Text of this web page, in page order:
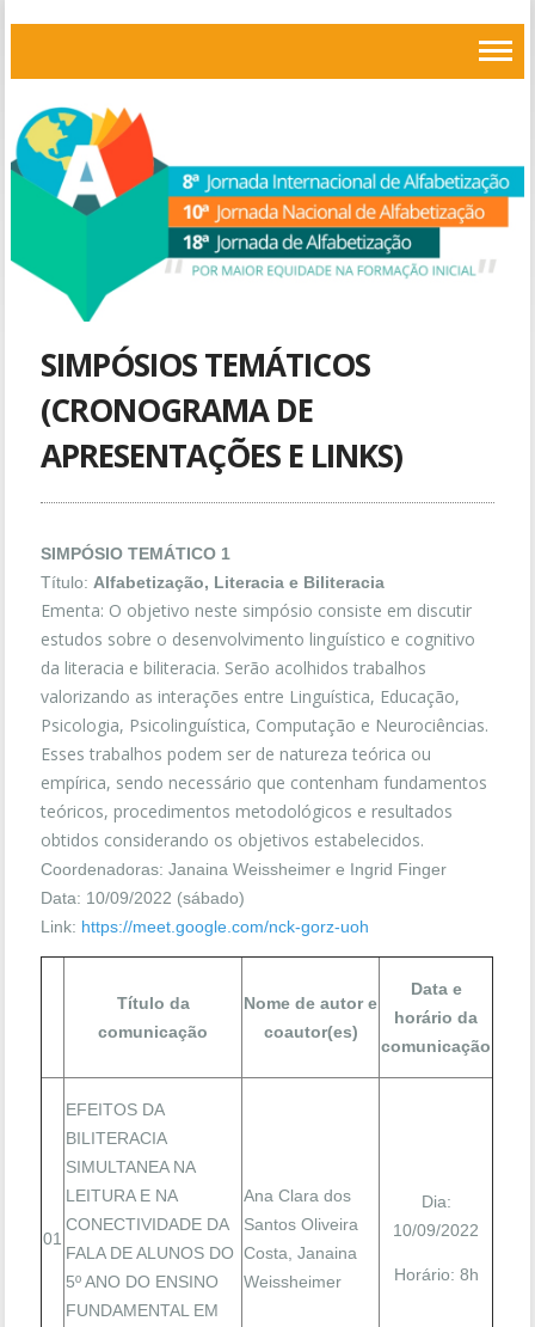
SIMPÓSIOS TEMÁTICOS
(CRONOGRAMA DE
APRESENTAÇÕES E LINKS)
SIMPÓSIO TEMÁTICO 1
Título: Alfabetização, Literacia e Biliteracia
Ementa: O objetivo neste simpósio consiste em discutir
estudos sobre o desenvolvimento linguístico e cognitivo
da literacia e biliteracia. Serão acolhidos trabalhos
valorizando as interações entre Linguística, Educação,
Psicologia, Psicolinguística, Computação e Neurociências.
Esses trabalhos podem ser de natureza teórica ou
empírica, sendo necessário que contenham fundamentos
teóricos, procedimentos metodológicos e resultados
obtidos considerando os objetivos estabelecidos.
Coordenadoras: Janaina Weissheimer e Ingrid Finger
Data: 10/09/2022 (sábado)
Link: https://meet.google.com/nck-gorz-uoh
Título da
comunicação
Nome de autor e
coautor(es)
Data e
horário da
comunicação
01
EFEITOS DA
BILITERACIA
SIMULTANEA NA
LEITURA E NA
CONECTIVIDADE DA
FALA DE ALUNOS DO
5º ANO DO ENSINO
FUNDAMENTAL EM
Ana Clara dos
Santos Oliveira
Costa, Janaina
Weissheimer
Dia:
10/09/2022
Horário: 8h